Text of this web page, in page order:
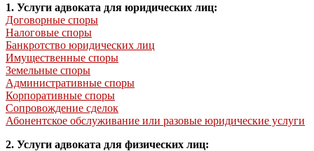
1. Услуги адвоката для юридических лиц:
Договорные споры
Налоговые споры
Банкротство юридических лиц
Имущественные споры
Земельные споры
Административные споры
Корпоративные споры
Сопровождение сделок
Абонентское обслуживание или разовые юридические услуги
2. Услуги адвоката для физических лиц: